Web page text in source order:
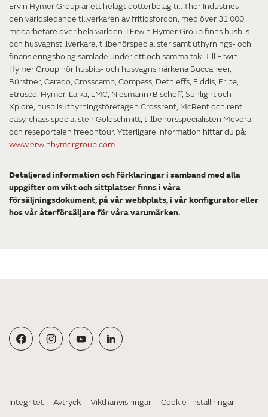
Ervin Hymer Group är ett helägt dotterbolag till Thor Industries –
den världsledande tillverkaren av fritidsfordon, med över 31 000
medarbetare över hela världen. I Erwin Hymer Group finns husbils-
och husvagnstillverkare, tillbehörspecialister samt uthyrnings- och
finansieringsbolag samlade under ett och samma tak. Till Erwin
Hymer Group hör husbils- och husvagnsmärkena Buccaneer,
Bürstner, Carado, Crosscamp, Compass, Dethleffs, Elddis, Eriba,
Etrusco, Hymer, Laika, LMC, Niesmann+Bischoff, Sunlight och
Xplore, husbilsuthyrningsföretagen Crossrent, McRent och rent
easy, chassispecialisten Goldschmitt, tillbehörsspecialisten Movera
och reseportalen freeontour. Ytterligare information hittar du på:
www.erwinhymergroup.com.
Detaljerad information och förklaringar i samband med alla
uppgifter om vikt och sittplatser finns i våra
försäljningsdokument, på vår webbplats, i vår konfigurator eller
hos vår återförsäljare för våra varumärken.
Integritet Avtryck Vikthänvisningar Cookie-inställningar